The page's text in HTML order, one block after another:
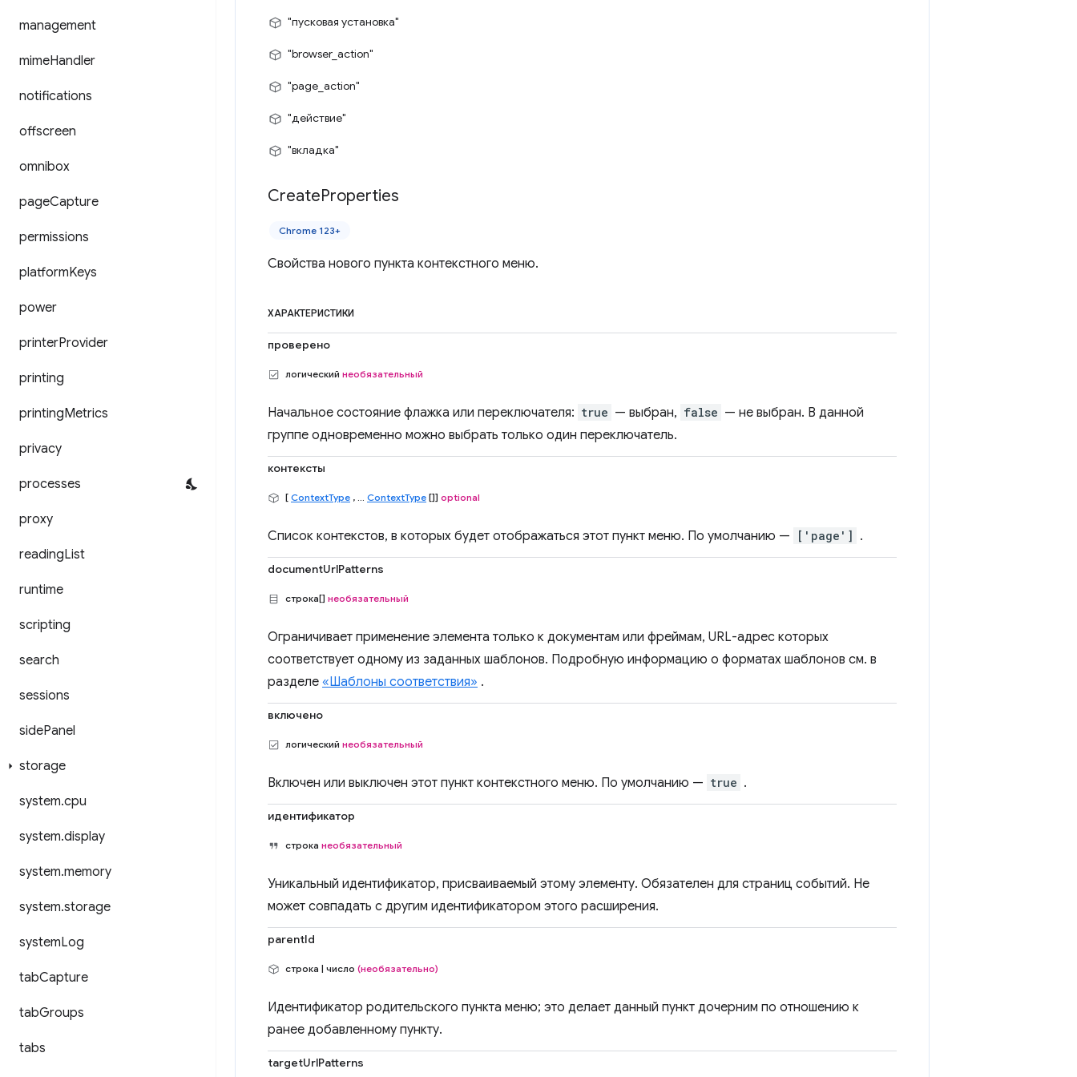
management
mimeHandler
notifications
offscreen
omnibox
pageCapture
permissions
platformKeys
power
printerProvider
printing
printingMetrics
privacy
processes
proxy
readingList
runtime
scripting
search
sessions
sidePanel
storage
system.cpu
system.display
system.memory
system.storage
systemLog
tabCapture
tabGroups
tabs
"пусковая установка"
"browser_action"
"page_action"
"действие"
"вкладка"
CreateProperties
Chrome 123+
Свойства нового пункта контекстного меню.
ХАРАКТЕРИСТИКИ
проверено
логический необязательный
Начальное состояние флажка или переключателя: true — выбран, false — не выбран. В данной
группе одновременно можно выбрать только один переключатель.
контексты
[ ContextType , ... ContextType []] optional
Список контекстов, в которых будет отображаться этот пункт меню. По умолчанию — ['page'] .
documentUrlPatterns
строка[] необязательный
Ограничивает применение элемента только к документам или фреймам, URL-адрес которых
соответствует одному из заданных шаблонов. Подробную информацию о форматах шаблонов см. в
разделе «Шаблоны соответствия» .
включено
логический необязательный
Включен или выключен этот пункт контекстного меню. По умолчанию — true .
идентификатор
строка необязательный
Уникальный идентификатор, присваиваемый этому элементу. Обязателен для страниц событий. Не
может совпадать с другим идентификатором этого расширения.
parentId
строка | число (необязательно)
Идентификатор родительского пункта меню; это делает данный пункт дочерним по отношению к
ранее добавленному пункту.
targetUrlPatterns